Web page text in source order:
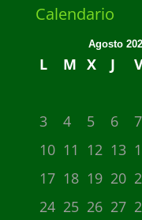
Calendario
Agosto
L M X J
3
4 5 6 7
10 11 12 13
17 18 19 20
24 25 26 27